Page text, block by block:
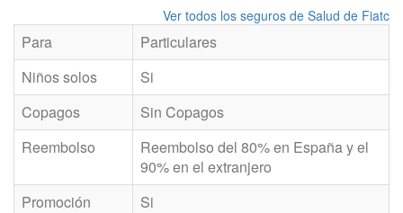
Ver todos los seguros de Salud de Fiatc
Para
Particulares
Niños solos
Si
Copagos
Sin Copagos
Reembolso
Reembolso del 80% en España y el
90% en el extranjero
Promoción
Si